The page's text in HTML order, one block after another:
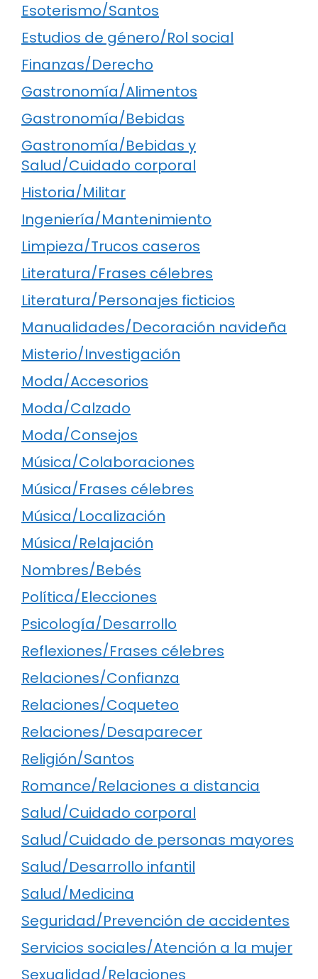
Esoterismo/Santos
Estudios de género/Rol social
Finanzas/Derecho
Gastronomía/Alimentos
Gastronomía/Bebidas
Gastronomía/Bebidas y
Salud/Cuidado corporal
Historia/Militar
Ingeniería/Mantenimiento
Limpieza/Trucos caseros
Literatura/Frases célebres
Literatura/Personajes ficticios
Manualidades/Decoración navideña
Misterio/Investigación
Moda/Accesorios
Moda/Calzado
Moda/Consejos
Música/Colaboraciones
Música/Frases célebres
Música/Localización
Música/Relajación
Nombres/Bebés
Política/Elecciones
Psicología/Desarrollo
Reflexiones/Frases célebres
Relaciones/Confianza
Relaciones/Coqueteo
Relaciones/Desaparecer
Religión/Santos
Romance/Relaciones a distancia
Salud/Cuidado corporal
Salud/Cuidado de personas mayores
Salud/Desarrollo infantil
Salud/Medicina
Seguridad/Prevención de accidentes
Servicios sociales/Atención a la mujer
Sexualidad/Relaciones